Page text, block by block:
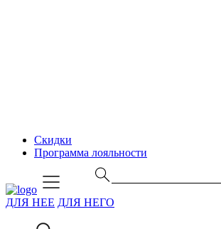
Скидки
Программа лояльности
ДЛЯ НЕЕ ДЛЯ НЕГО